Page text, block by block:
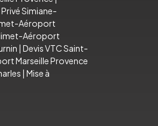
Simiane-
Aéroport
Aéroport
| Devis VTC Saint-
Marseille Provence
| Mise à